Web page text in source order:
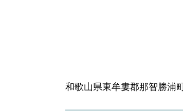
和歌山県東牟婁郡那智勝浦